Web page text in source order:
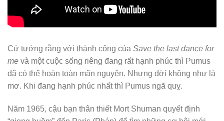
Cứ tưởng rằng với thành công của Save the last dance for
me và một cuộc sống riêng đang rất hạnh phúc thì Pumus
đã có thể hoàn toàn mãn nguyện. Nhưng đời không như là
mơ. Khi đang hạnh phúc nhất thì Pumus ngã quỵ.
Năm 1965, cậu bạn thân thiết Mort Shuman quyết định